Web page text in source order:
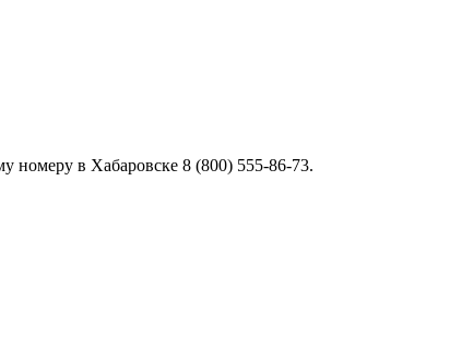
номеру в Хабаровске 8 (800) 555-86-73.